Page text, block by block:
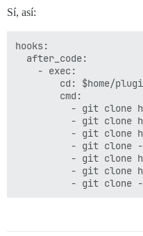
Sí, así:
hooks:
  after_code:
    - exec:
cd: $home/
        cmd:
- git clone
- git clone
- git clone
- git clone
- git clone
- git clone